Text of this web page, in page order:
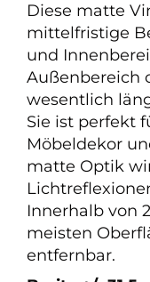
Diese matte
mittelfristige
und
Außenbereich
wesentlich
Sie ist perfekt
Möbeldekor
matte Optik
Innerhalb von
meisten
entfernbar.